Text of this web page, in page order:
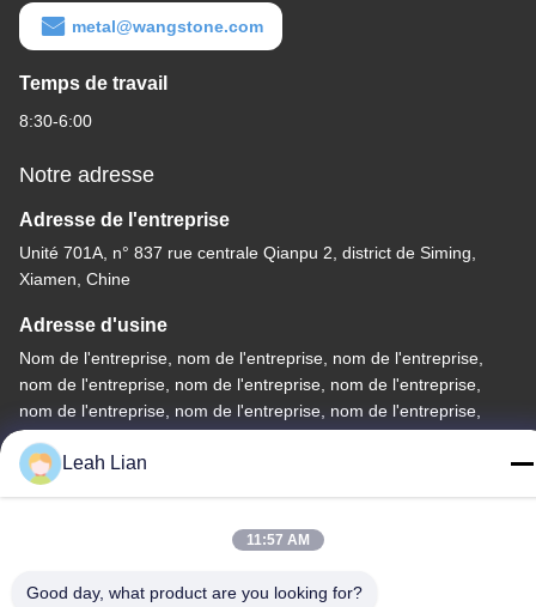
metal@wangstone.com
Temps de travail
8:30-6:00
Notre adresse
Adresse de l'entreprise
Unité 701A, n° 837 rue centrale Qianpu 2, district de Siming,
Xiamen, Chine
Adresse d'usine
Nom de l'entreprise, nom de l'entreprise, nom de l'entreprise,
nom de l'entreprise, nom de l'entreprise, nom de l'entreprise,
nom de l'entreprise, nom de l'entreprise, nom de l'entreprise,
nom de l'entreprise, nom de l'entreprise, nom de l'entreprise,
nom
Leah Lian
11:57 AM
Good day, what product are you looking for?